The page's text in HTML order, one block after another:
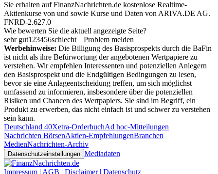
Sie erhalten auf FinanzNachrichten.de kostenlose Realtime-
Aktienkurse von und sowie Kurse und Daten von ARIVA.DE AG.
FNRD-2.627.0
Wie bewerten Sie die aktuell angezeigte Seite?
sehr gut1 23456schlecht
Problem melden
Werbehinweise: Die Billigung des Basisprospekts durch die BaFin
ist nicht als ihre Befürwortung der angebotenen Wertpapiere zu
verstehen. Wir empfehlen Interessenten und potenziellen Anlegern
den Basisprospekt und die Endgültigen Bedingungen zu lesen,
bevor sie eine Anlageentscheidung treffen, um sich möglichst
umfassend zu informieren, insbesondere über die potenziellen
Risiken und Chancen des Wertpapiers. Sie sind im Begriff, ein
Produkt zu erwerben, das nicht einfach ist und schwer zu verstehen
sein kann.
Deutschland 40Xetra-OrderbuchAd hoc-Mitteilungen
Nachrichten BörsenAktien-EmpfehlungenBranchen
MedienNachrichten-Archiv
Datenschutzeinstellungen Mediadaten
Impressum | AGB | Disclaimer | Datenschutz